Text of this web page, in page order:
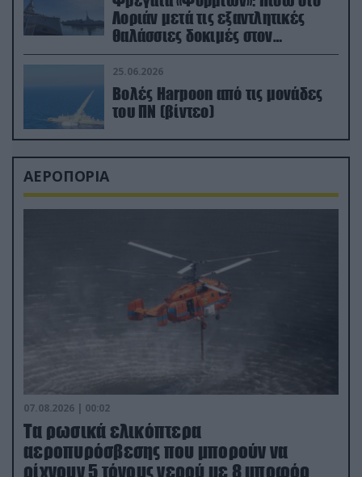
Λοριάν μετά τις εξαντλητικές
θαλάσσιες δοκιμές στον
απαιτητικό Βισκαϊκό
25.06.2026
Βολές Harpoon από τις μονάδες
του ΠΝ (βίντεο)
ΑΕΡΟΠΟΡΙΑ
07.08.2026 | 00:02
Τα ρωσικά ελικόπτερα
αεροπυρόσβεσης που μπορούν να
ρίχνουν 5 τόνους νερού με 8 μποφόρ